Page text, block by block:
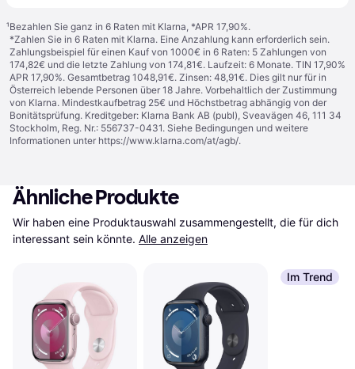
¹Bezahlen Sie ganz in 6 Raten mit Klarna, *APR 17,90%.
*Zahlen Sie in 6 Raten mit Klarna. Eine Anzahlung kann erforderlich sein.
Zahlungsbeispiel für einen Kauf von 1000€ in 6 Raten: 5 Zahlungen von
174,82€ und die letzte Zahlung von 174,81€. Laufzeit: 6 Monate. TIN 17,90%
APR 17,90%. Gesamtbetrag 1048,91€. Zinsen: 48,91€. Dies gilt nur für in
Österreich lebende Personen über 18 Jahre. Vorbehaltlich der Zustimmung
von Klarna. Mindestkaufbetrag 25€ und Höchstbetrag abhängig von der
Bonitätsprüfung. Kreditgeber: Klarna Bank AB (publ), Sveavägen 46, 111 34
Stockholm, Reg. Nr.: 556737-0431. Siehe Bedingungen und weitere
Informationen unter https://www.klarna.com/at/agb/.
Ähnliche Produkte
Wir haben eine Produktauswahl zusammengestellt, die für dich
interessant sein könnte. Alle anzeigen
Im Trend